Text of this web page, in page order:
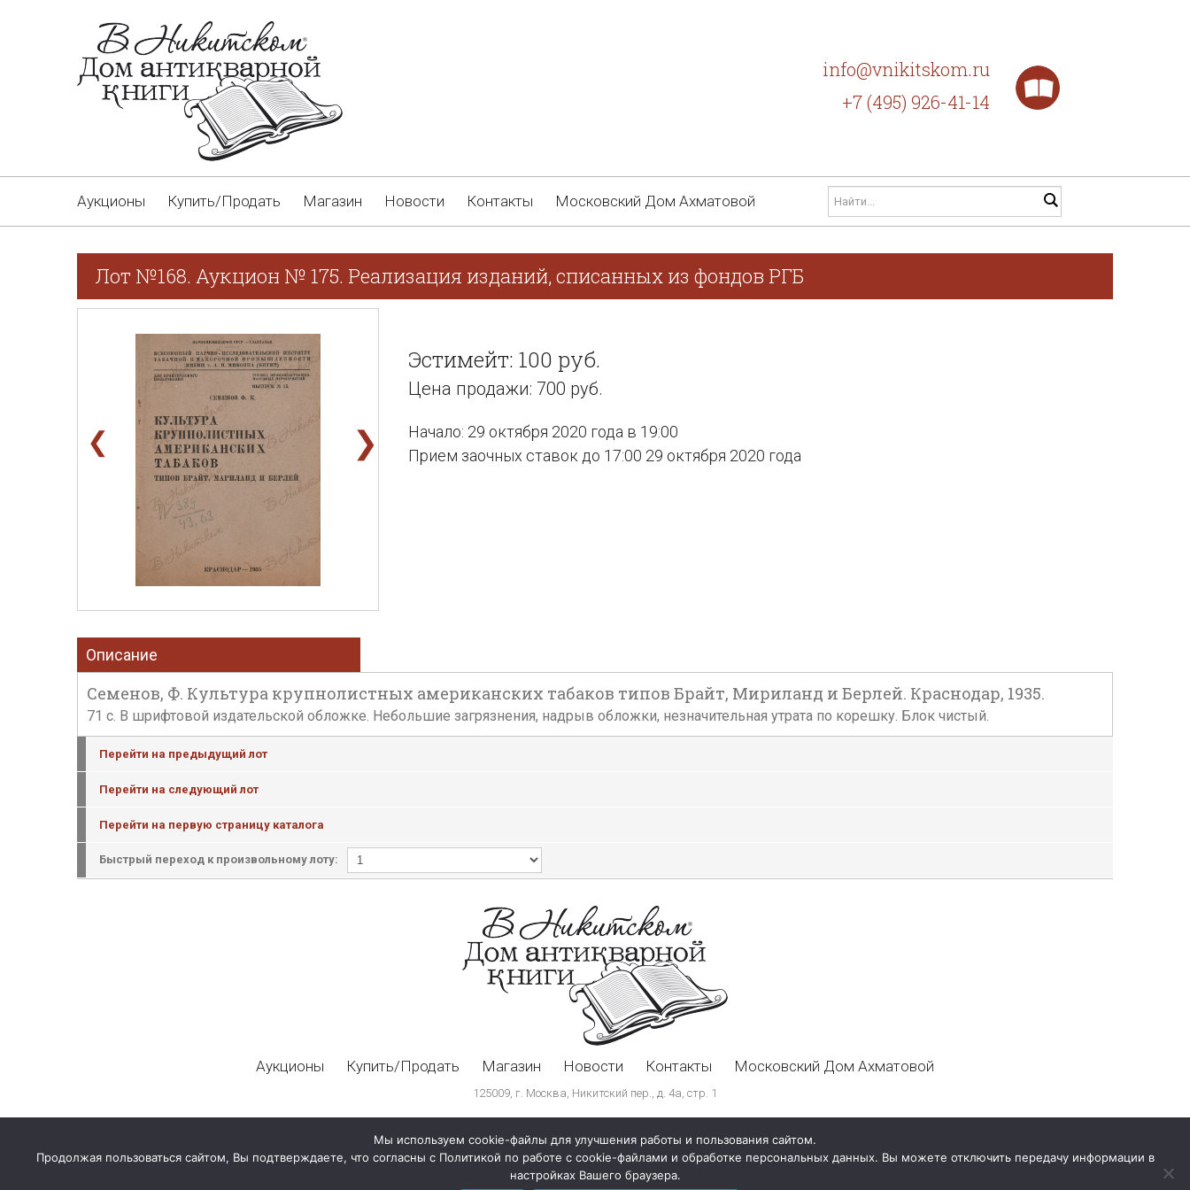
info@vnikitskom.ru
+7 (495) 926-41-14
Аукционы Купить/Продать Магазин Новости Контакты Московский Дом Ахматовой
Лот №168. Аукцион № 175. Реализация изданий, списанных из фондов РГБ
❮ ❯
Эстимейт: 100 руб.
Цена продажи: 700 руб.
Начало: 29 октября 2020 года в 19:00
Прием заочных ставок до 17:00 29 октября 2020 года
Описание
Семенов, Ф. Культура крупнолистных американских табаков типов Брайт, Мириланд и Берлей. Краснодар, 1935.
71 с. В шрифтовой издательской обложке. Небольшие загрязнения, надрыв обложки, незначительная утрата по корешку. Блок чистый.
Перейти на предыдущий лот
Перейти на следующий лот
Перейти на первую страницу каталога
Быстрый переход к произвольному лоту:
Аукционы Купить/Продать Магазин Новости Контакты Московский Дом Ахматовой
125009, г. Москва, Никитский пер., д. 4а, стр. 1
Мы используем cookie-файлы для улучшения работы и пользования сайтом.
Продолжая пользоваться сайтом, Вы подтверждаете, что согласны с Политикой по работе с cookie-файлами и обработке персональных данных. Вы можете отключить передачу информации в
настройках Вашего браузера.